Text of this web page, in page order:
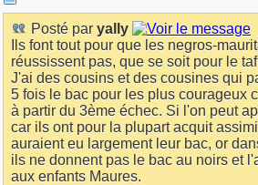
Posté par yally
Ils font tout pour que les negros-
réussissent pas, que se soit pour le
J'ai des cousins et des cousines qui
5 fois le bac pour les plus courageux
à partir du 3ème échec. Si l'on peut
car ils ont pour la plupart acquit
auraient eu largement leur bac, or
ils ne donnent pas le bac au noirs et
aux enfants Maures.